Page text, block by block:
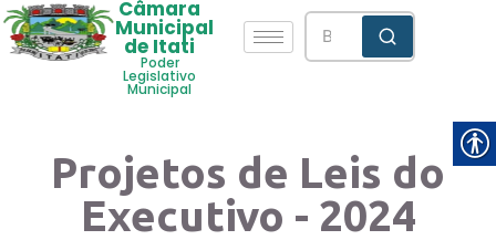
Câmara
Municipal
de Itati
Poder
Legislativo
Municipal
Projetos de Leis do
Executivo - 2024